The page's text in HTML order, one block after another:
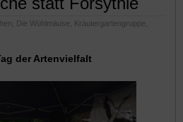
Die Wühlmäuse Kräutergartengruppe
der Artenvielfalt